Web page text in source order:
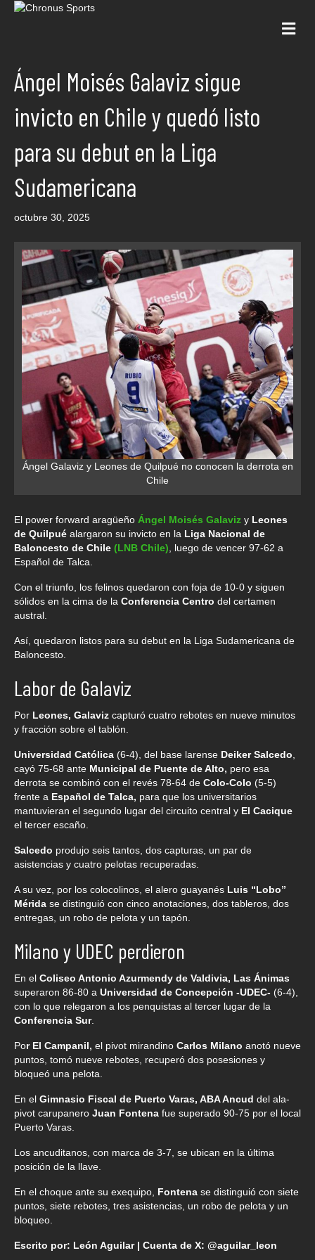
Ángel Moisés Galaviz sigue
invicto en Chile y quedó listo
para su debut en la Liga
Sudamericana
octubre 30, 2025
Ángel Galaviz y Leones de Quilpué no conocen la derrota en
Chile
El power forward aragüeño Ángel Moisés Galaviz y Leones
de Quilpué alargaron su invicto en la Liga Nacional de
Baloncesto de Chile (LNB Chile), luego de vencer 97-62 a
Español de Talca.
Con el triunfo, los felinos quedaron con foja de 10-0 y siguen
sólidos en la cima de la Conferencia Centro del certamen
austral.
Así, quedaron listos para su debut en la Liga Sudamericana de
Baloncesto.
Labor de Galaviz
Por Leones, Galaviz capturó cuatro rebotes en nueve minutos
y fracción sobre el tablón.
Universidad Católica (6-4), del base larense Deiker Salcedo,
cayó 75-68 ante Municipal de Puente de Alto, pero esa
derrota se combinó con el revés 78-64 de Colo-Colo (5-5)
frente a Español de Talca, para que los universitarios
mantuvieran el segundo lugar del circuito central y El Cacique
el tercer escaño.
Salcedo produjo seis tantos, dos capturas, un par de
asistencias y cuatro pelotas recuperadas.
A su vez, por los colocolinos, el alero guayanés Luis “Lobo”
Mérida se distinguió con cinco anotaciones, dos tableros, dos
entregas, un robo de pelota y un tapón.
Milano y UDEC perdieron
En el Coliseo Antonio Azurmendy de Valdivia, Las Ánimas
superaron 86-80 a Universidad de Concepción -UDEC- (6-4),
con lo que relegaron a los penquistas al tercer lugar de la
Conferencia Sur.
Por El Campanil, el pivot mirandino Carlos Milano anotó nueve
puntos, tomó nueve rebotes, recuperó dos posesiones y
bloqueó una pelota.
En el Gimnasio Fiscal de Puerto Varas, ABA Ancud del ala-
pivot carupanero Juan Fontena fue superado 90-75 por el local
Puerto Varas.
Los ancuditanos, con marca de 3-7, se ubican en la última
posición de la llave.
En el choque ante su exequipo, Fontena se distinguió con siete
puntos, siete rebotes, tres asistencias, un robo de pelota y un
bloqueo.
Escrito por: León Aguilar | Cuenta de X: @aguilar_leon